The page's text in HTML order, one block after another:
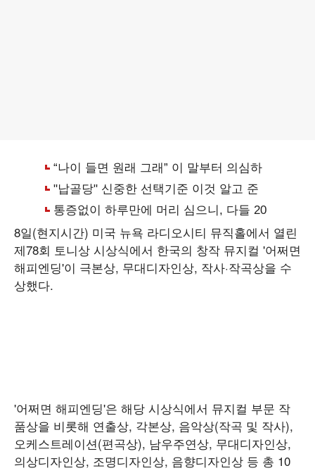
8일(현지시간) 미국 뉴욕 라디오시티 뮤직홀에서 열린
제78회 토니상 시상식에서 한국의 창작 뮤지컬 '어쩌면
해피엔딩'이 극본상, 무대디자인상, 작사·작곡상을 수
상했다.
'어쩌면 해피엔딩'은 해당 시상식에서 뮤지컬 부문 작
품상을 비롯해 연출상, 각본상, 음악상(작곡 및 작사),
오케스트레이션(편곡상), 남우주연상, 무대디자인상,
의상디자인상, 조명디자인상, 음향디자인상 등 총 10